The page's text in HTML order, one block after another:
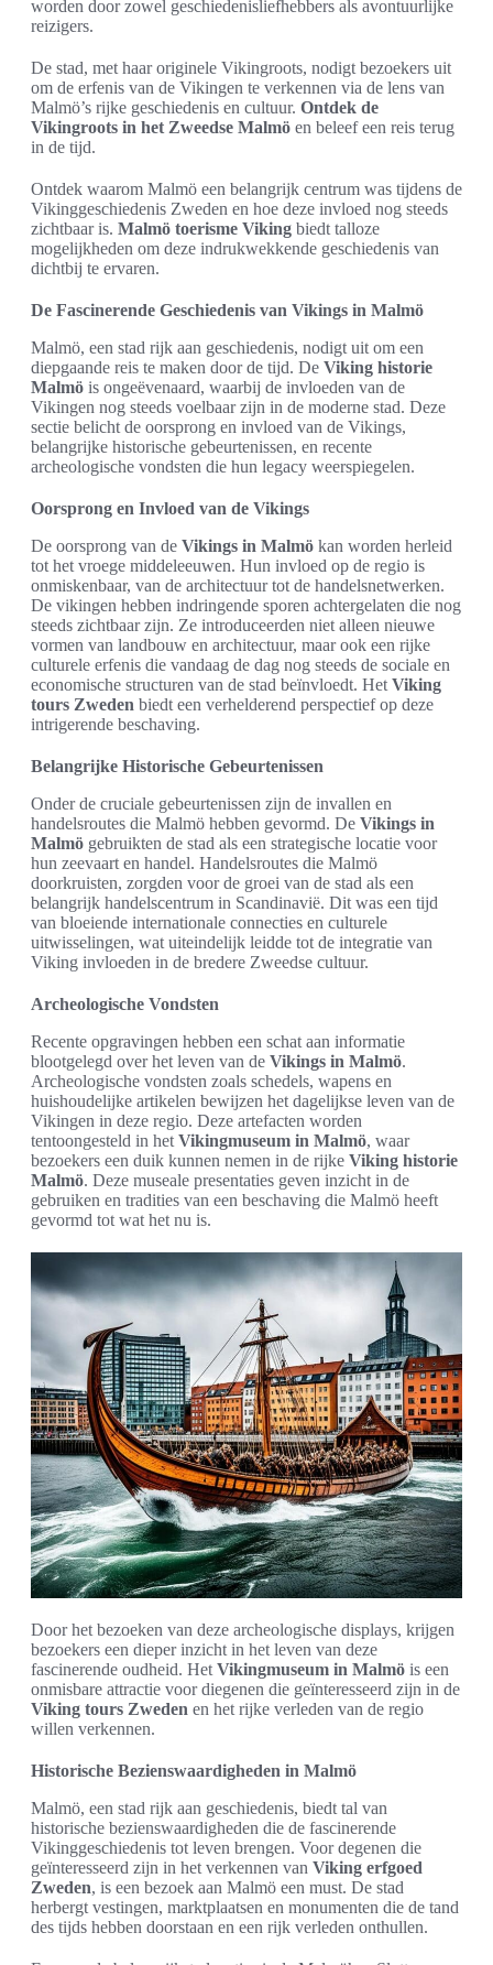
worden door zowel geschiedenisliefhebbers als avontuurlijke
reizigers.
De stad, met haar originele Vikingroots, nodigt bezoekers uit
om de erfenis van de Vikingen te verkennen via de lens van
Malmö’s rijke geschiedenis en cultuur. Ontdek de
Vikingroots in het Zweedse Malmö en beleef een reis terug
in de tijd.
Ontdek waarom Malmö een belangrijk centrum was tijdens de
Vikinggeschiedenis Zweden en hoe deze invloed nog steeds
zichtbaar is. Malmö toerisme Viking biedt talloze
mogelijkheden om deze indrukwekkende geschiedenis van
dichtbij te ervaren.
De Fascinerende Geschiedenis van Vikings in Malmö
Malmö, een stad rijk aan geschiedenis, nodigt uit om een
diepgaande reis te maken door de tijd. De Viking historie
Malmö is ongeëvenaard, waarbij de invloeden van de
Vikingen nog steeds voelbaar zijn in de moderne stad. Deze
sectie belicht de oorsprong en invloed van de Vikings,
belangrijke historische gebeurtenissen, en recente
archeologische vondsten die hun legacy weerspiegelen.
Oorsprong en Invloed van de Vikings
De oorsprong van de Vikings in Malmö kan worden herleid
tot het vroege middeleeuwen. Hun invloed op de regio is
onmiskenbaar, van de architectuur tot de handelsnetwerken.
De vikingen hebben indringende sporen achtergelaten die nog
steeds zichtbaar zijn. Ze introduceerden niet alleen nieuwe
vormen van landbouw en architectuur, maar ook een rijke
culturele erfenis die vandaag de dag nog steeds de sociale en
economische structuren van de stad beïnvloedt. Het Viking
tours Zweden biedt een verhelderend perspectief op deze
intrigerende beschaving.
Belangrijke Historische Gebeurtenissen
Onder de cruciale gebeurtenissen zijn de invallen en
handelsroutes die Malmö hebben gevormd. De Vikings in
Malmö gebruikten de stad als een strategische locatie voor
hun zeevaart en handel. Handelsroutes die Malmö
doorkruisten, zorgden voor de groei van de stad als een
belangrijk handelscentrum in Scandinavië. Dit was een tijd
van bloeiende internationale connecties en culturele
uitwisselingen, wat uiteindelijk leidde tot de integratie van
Viking invloeden in de bredere Zweedse cultuur.
Archeologische Vondsten
Recente opgravingen hebben een schat aan informatie
blootgelegd over het leven van de Vikings in Malmö.
Archeologische vondsten zoals schedels, wapens en
huishoudelijke artikelen bewijzen het dagelijkse leven van de
Vikingen in deze regio. Deze artefacten worden
tentoongesteld in het Vikingmuseum in Malmö, waar
bezoekers een duik kunnen nemen in de rijke Viking historie
Malmö. Deze museale presentaties geven inzicht in de
gebruiken en tradities van een beschaving die Malmö heeft
gevormd tot wat het nu is.
Door het bezoeken van deze archeologische displays, krijgen
bezoekers een dieper inzicht in het leven van deze
fascinerende oudheid. Het Vikingmuseum in Malmö is een
onmisbare attractie voor diegenen die geïnteresseerd zijn in de
Viking tours Zweden en het rijke verleden van de regio
willen verkennen.
Historische Bezienswaardigheden in Malmö
Malmö, een stad rijk aan geschiedenis, biedt tal van
historische bezienswaardigheden die de fascinerende
Vikinggeschiedenis tot leven brengen. Voor degenen die
geïnteresseerd zijn in het verkennen van Viking erfgoed
Zweden, is een bezoek aan Malmö een must. De stad
herbergt vestingen, marktplaatsen en monumenten die de tand
des tijds hebben doorstaan en een rijk verleden onthullen.